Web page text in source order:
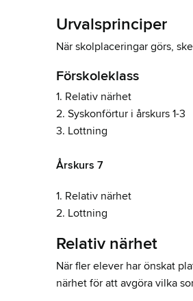
Urvalsprinciper
När skolplaceringar görs,
Förskoleklass
1. Relativ närhet
2. Syskonförtur i årskurs 1-3
3. Lottning
Årskurs 7
1. Relativ närhet
2. Lottning
Relativ närhet
När fler elever har önskat
närhet för att avgöra vilka